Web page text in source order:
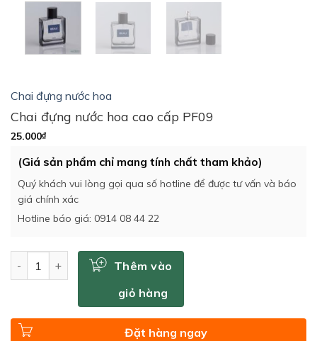
Chai đựng nước hoa
Chai đựng nước hoa cao cấp PF09
25.000₫
(Giá sản phẩm chỉ mang tính chất tham khảo)
Quý khách vui lòng gọi qua số hotline để được tư vấn và báo
giá chính xác
Hotline báo giá: 0914 08 44 22
Thêm vào
giỏ hàng
Đặt hàng ngay